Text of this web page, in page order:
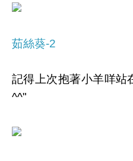
茹絲葵-2
記得上次抱著小羊咩站
^^"